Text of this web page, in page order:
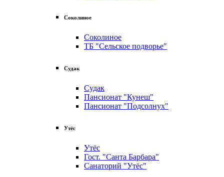
Соколиное
Соколиное
ТБ "Сельское подворье"
Судак
Судак
Пансионат "Кунеш"
Пансионат "Подсолнух"
Утёс
Утёс
Гост. "Санта Барбара"
Санаторий "Утёс"